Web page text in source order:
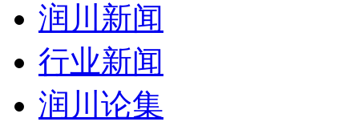
润川新闻
行业新闻
润川论集